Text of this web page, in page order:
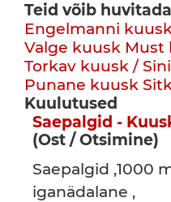
Teid võib
Engelmanni
Valge kuusk Must
Torkav kuusk /
Punane kuusk
Kuulutused
Saepalgid -
(Ost / Otsimine)
Saepalgid ,1000
iganädalane ,